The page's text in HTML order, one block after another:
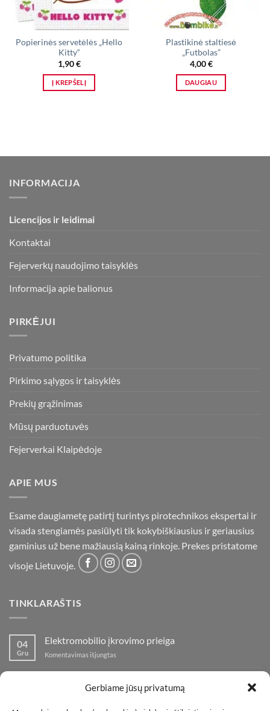
Gerbiame jūsų privatumą
Popierinės servetėlės „Hello
Kitty“
1,90€
Į KREPŠELĮ
Plastikinė staltiesė
„Futbolas”
4,00€
DAUGIAU
INFORMACIJA
Licencijos ir leidimai
Kontaktai
Fejerverkų naudojimo taisyklės
Informacija apie balionus
PIRKĖJUI
Privatumo politika
Pirkimo sąlygos ir taisyklės
Prekių grąžinimas
Mūsų parduotuvės
Fejerverkai Klaipėdoje
APIE MUS
Esame daugiametę patirtį turintys pirotechnikos ekspertai ir
visada stengiamės pasiūlyti tik kokybiškiausius ir geriausius
gaminius už bene mažiausią kainą rinkoje. Prekes pristatome
visoje Lietuvoje.
TINKLARAŠTIS
04
Gru
Elektromobilio įkrovimo prieiga
Komentavimas išjungtas
prieiga
Komentavimas išjungtasįraše